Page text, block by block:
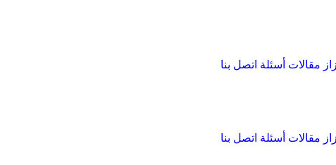
مقالات أسئلة اتصل بنا
مقالات أسئلة اتصل بنا